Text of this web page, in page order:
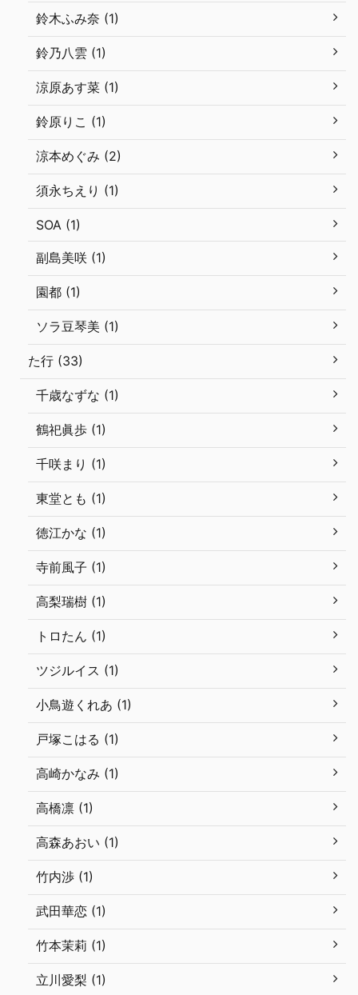
鈴木ふみ奈 (1)
鈴乃八雲 (1)
涼原あす菜 (1)
鈴原りこ (1)
涼本めぐみ (2)
須永ちえり (1)
SOA (1)
副島美咲 (1)
園都 (1)
ソラ豆琴美 (1)
た行 (33)
千歳なずな (1)
鶴祀眞歩 (1)
千咲まり (1)
東堂とも (1)
徳江かな (1)
寺前風子 (1)
高梨瑞樹 (1)
トロたん (1)
ツジルイス (1)
小鳥遊くれあ (1)
戸塚こはる (1)
高崎かなみ (1)
高橋凛 (1)
高森あおい (1)
竹内渉 (1)
武田華恋 (1)
竹本茉莉 (1)
立川愛梨 (1)